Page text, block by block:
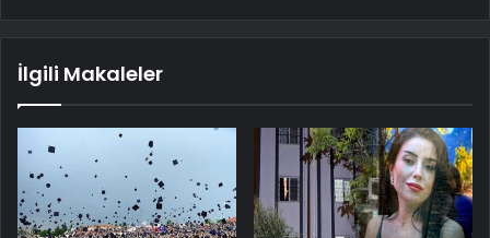
İlgili Makaleler